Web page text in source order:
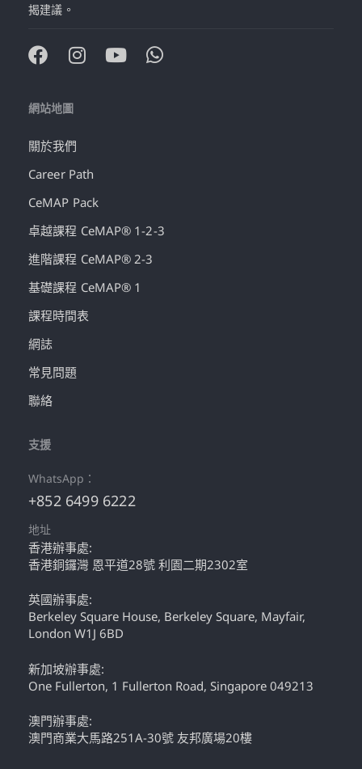
揭建議。
網站地圖
關於我們
Career Path
CeMAP Pack
卓越課程 CeMAP® 1-2-3
進階課程 CeMAP® 2-3
基礎課程 CeMAP® 1
課程時間表
網誌
常見問題
聯絡
支援
WhatsApp：
+852 6499 6222
地址
香港辦事處:
香港銅鑼灣 恩平道28號 利園二期2302室
英國辦事處:
Berkeley Square House, Berkeley Square, Mayfair,
London W1J 6BD
新加坡辦事處:
One Fullerton, 1 Fullerton Road, Singapore 049213
澳門辦事處:
澳門商業大馬路251A-30號 友邦廣場20樓